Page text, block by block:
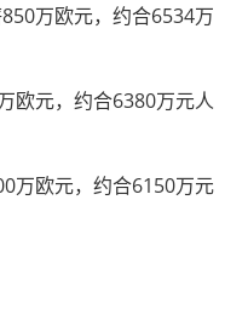
万欧元，约合6534万
欧元，约合6380万元人
万欧元，约合6150万元